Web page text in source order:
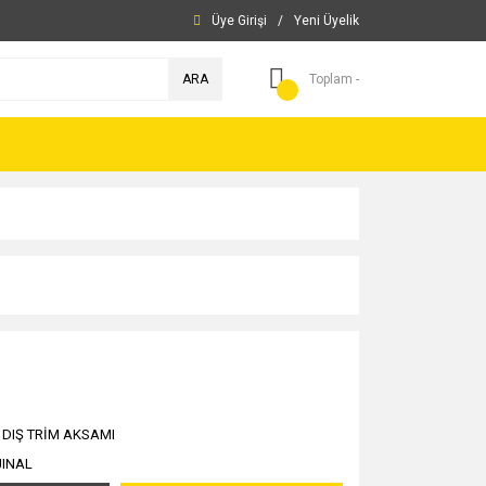
Üye Girişi / Yeni Üyelik
ARA Toplam -
TRİM AKSAMI